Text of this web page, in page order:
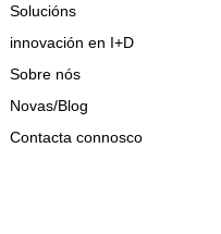
Solucións
innovación en I+D
Sobre nós
Novas/Blog
Contacta connosco